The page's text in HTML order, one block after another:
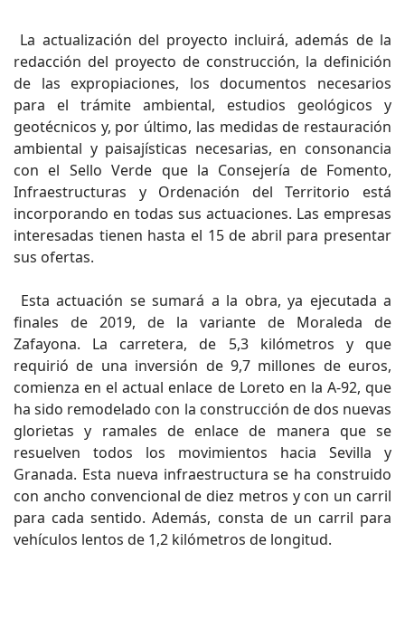
La actualización del proyecto incluirá, además de la
redacción del proyecto de construcción, la definición
de las expropiaciones, los documentos necesarios
para el trámite ambiental, estudios geológicos y
geotécnicos y, por último, las medidas de restauración
ambiental y paisajísticas necesarias, en consonancia
con el Sello Verde que la Consejería de Fomento,
Infraestructuras y Ordenación del Territorio está
incorporando en todas sus actuaciones. Las empresas
interesadas tienen hasta el 15 de abril para presentar
sus ofertas.
Esta actuación se sumará a la obra, ya ejecutada a
finales de 2019, de la variante de Moraleda de
Zafayona. La carretera, de 5,3 kilómetros y que
requirió de una inversión de 9,7 millones de euros,
comienza en el actual enlace de Loreto en la A-92, que
ha sido remodelado con la construcción de dos nuevas
glorietas y ramales de enlace de manera que se
resuelven todos los movimientos hacia Sevilla y
Granada. Esta nueva infraestructura se ha construido
con ancho convencional de diez metros y con un carril
para cada sentido. Además, consta de un carril para
vehículos lentos de 1,2 kilómetros de longitud.